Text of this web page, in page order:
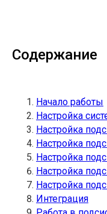
Содержание
Начало работы
Настройка
Настройка
Настройка
Настройка
Настройка
Настройка
Интеграция